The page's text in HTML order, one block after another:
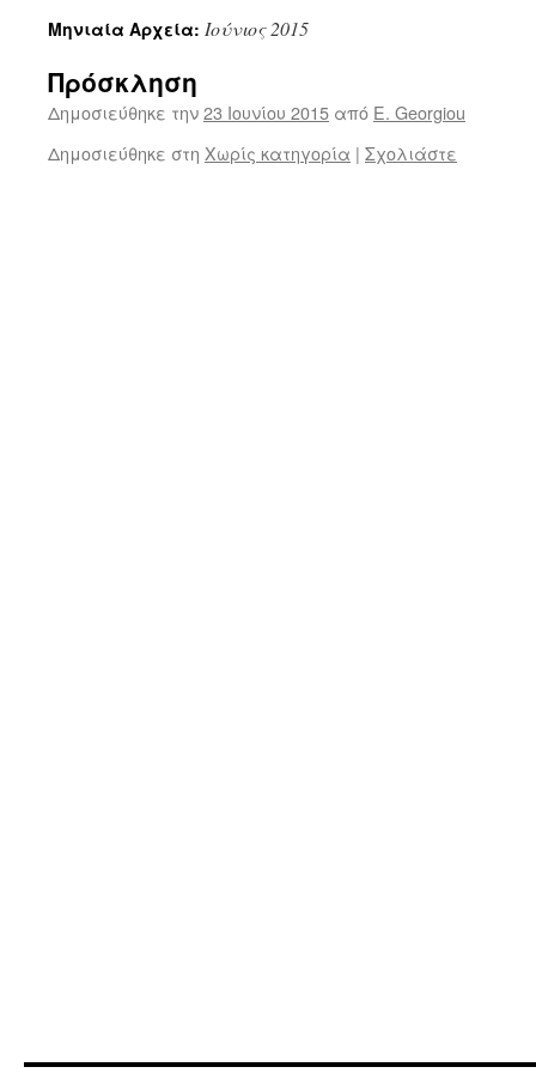
Μηνιαία Αρχεία: Ιούνιος 2015
Πρόσκληση
Δημοσιεύθηκε την23 Ιουνίου 2015 από E. Georgiou
Δημοσιεύθηκε στη Χωρίς κατηγορία | Σχολιάστε